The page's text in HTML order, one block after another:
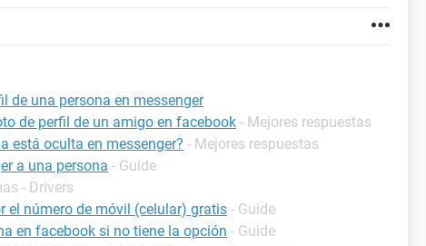
de una persona en messenger
de perfil de un amigo en facebook - Mejores respuestas
está oculta en messenger? - Mejores respuestas
a una persona - Guide
- Drivers
el número de móvil (celular) gratis - Guide
en facebook si no tiene la opción - Guide